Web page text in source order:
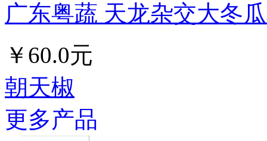
广东粤蔬 天龙杂交大冬
￥60.0元
朝天椒
更多产品